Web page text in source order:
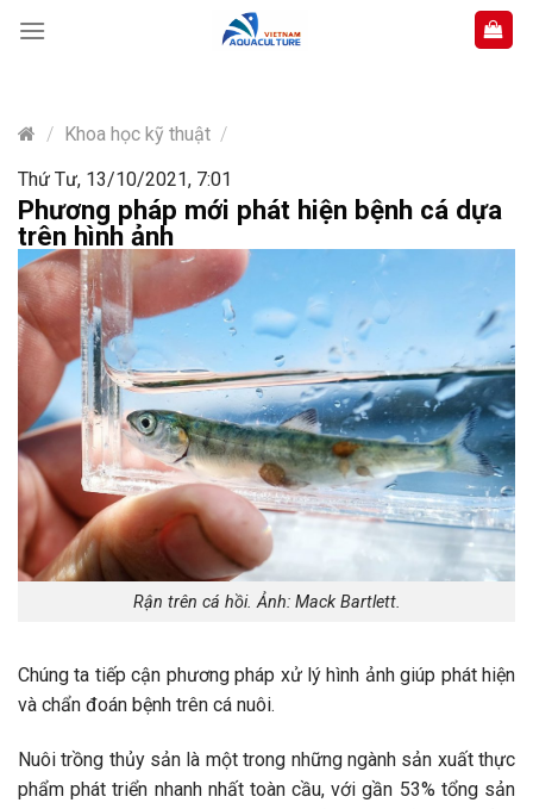
content
/ Khoa học kỹ thuật /
Thứ Tư, 13/10/2021, 7:01
Phương pháp mới phát hiện bệnh cá dựa
trên hình ảnh
Rận trên cá hồi. Ảnh: Mack Bartlett.
Chúng ta tiếp cận phương pháp xử lý hình ảnh giúp phát hiện
và chẩn đoán bệnh trên cá nuôi.
Nuôi trồng thủy sản là một trong những ngành sản xuất thực
phẩm phát triển nhanh nhất toàn cầu, với gần 53% tổng sản